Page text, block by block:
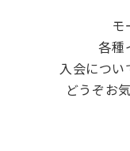
モ
各種
入会につい
どうぞお